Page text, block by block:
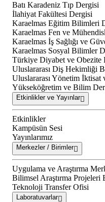
Batı Karadeniz Tıp Dergisi
İlahiyat Fakültesi Dergisi
Karaelmas Eğitim Bilimleri
Karaelmas Fen ve
Karaelmas İş Sağlığı ve
Karaelmas Sosyal Bilimler
Türkiye Diyabet ve Obezite
Uluslararası Diş Hekimliği
Uluslararası Yönetim İktisat
Yükseköğretim ve Bilim
Etkinlikler ve Yayınlar
Etkinlikler
Kampüsün Sesi
Yayınlarımız
Merkezler / Birimler
Uygulama ve Araştırma
Bilimsel Araştırma Projeleri
Teknoloji Transfer Ofisi
Laboratuvarlar